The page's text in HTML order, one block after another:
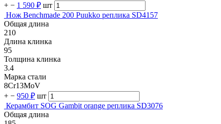
+ − 1 590 ₽ шт
Нож Benchmade 200 Puukko реплика SD4157
Общая длина
210
Длина клинка
95
Толщина клинка
3.4
Марка стали
8Cr13MoV
+ − 950 ₽ шт
Керамбит SOG Gambit orange реплика SD3076
Общая длина